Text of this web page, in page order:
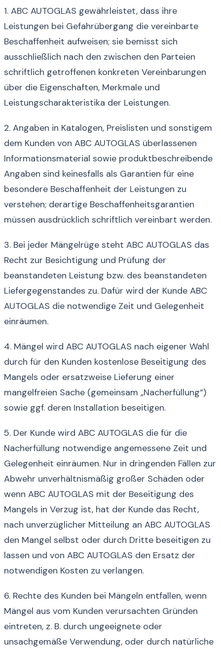
1. ABC AUTOGLAS gewährleistet, dass ihre
Leistungen bei Gefahrübergang die vereinbarte
Beschaffenheit aufweisen; sie bemisst sich
ausschließlich nach den zwischen den Parteien
schriftlich getroffenen konkreten Vereinbarungen
über die Eigenschaften, Merkmale und
Leistungscharakteristika der Leistungen.
2. Angaben in Katalogen, Preislisten und sonstigem
dem Kunden von ABC AUTOGLAS überlassenen
Informationsmaterial sowie produktbeschreibende
Angaben sind keinesfalls als Garantien für eine
besondere Beschaffenheit der Leistungen zu
verstehen; derartige Beschaffenheitsgarantien
müssen ausdrücklich schriftlich vereinbart werden.
3. Bei jeder Mängelrüge steht ABC AUTOGLAS das
Recht zur Besichtigung und Prüfung der
beanstandeten Leistung bzw. des beanstandeten
Liefergegenstandes zu. Dafür wird der Kunde ABC
AUTOGLAS die notwendige Zeit und Gelegenheit
einräumen.
4. Mängel wird ABC AUTOGLAS nach eigener Wahl
durch für den Kunden kostenlose Beseitigung des
Mangels oder ersatzweise Lieferung einer
mangelfreien Sache (gemeinsam „Nacherfüllung“)
sowie ggf. deren Installation beseitigen.
5. Der Kunde wird ABC AUTOGLAS die für die
Nacherfüllung notwendige angemessene Zeit und
Gelegenheit einräumen. Nur in dringenden Fällen zur
Abwehr unverhältnismäßig großer Schäden oder
wenn ABC AUTOGLAS mit der Beseitigung des
Mangels in Verzug ist, hat der Kunde das Recht,
nach unverzüglicher Mitteilung an ABC AUTOGLAS
den Mangel selbst oder durch Dritte beseitigen zu
lassen und von ABC AUTOGLAS den Ersatz der
notwendigen Kosten zu verlangen.
6. Rechte des Kunden bei Mängeln entfallen, wenn
Mängel aus vom Kunden verursachten Gründen
eintreten, z. B. durch ungeeignete oder
unsachgemäße Verwendung, oder durch natürliche